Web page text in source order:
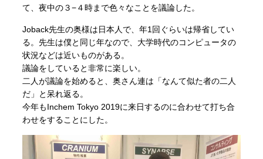
て、夜中の３−４時まで色々なことを議論した。
Joback先生の奥様は日本人で、年1回ぐらいは帰省してい
る。先生は僕と同じ年なので、大学時代のコンピュータの
状況などは近いものがある。
議論をしていると非常に楽しい。
二人が議論を始めると、奥さん連は「なんて似た者の二人
だ」と呆れ返る。
今年もInchem Tokyo 2019に来日するのに合わせて打ち合
わせをすることにした。